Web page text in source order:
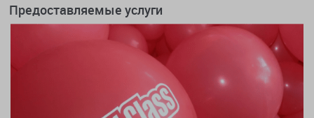
Предоставляемые услуги